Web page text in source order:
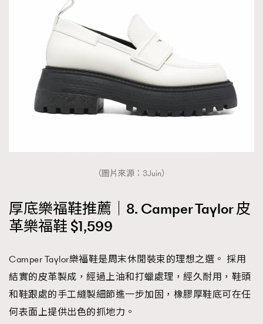
（圖片來源：3Juin）
厚底樂福鞋推薦｜8. Camper Taylor 皮
革樂福鞋 $1,599
Camper Taylor樂福鞋是周末休閒裝束的理想之選。 採用
結實的皮革製成，經過上油和打蠟處理，經久耐用，鞋頭
和鞋跟處的手工縫製細節進一步加固，橡膠厚鞋底可在任
何表面上提供出色的抓地力。